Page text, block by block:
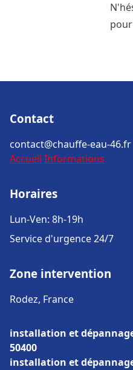
Contact
contact@chauffe-eau-46.fr
Accueil Informations
Horaires
Lun-Ven: 8h-19h
Service d'urgence 24/7
Zone intervention
Rodez, France
installation et
50400
installation et